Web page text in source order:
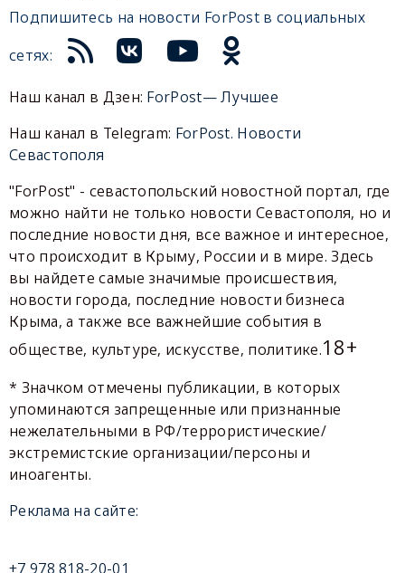
Подпишитесь на новости ForPost в социальных
сетях:
Наш канал в Дзен: ForPost— Лучшее
Наш канал в Telegram: ForPost. Новости
Севастополя
"ForPost" - севастопольский новостной портал, где
можно найти не только новости Севастополя, но и
последние новости дня, все важное и интересное,
что происходит в Крыму, России и в мире. Здесь
вы найдете самые значимые происшествия,
новости города, последние новости бизнеса
Крыма, а также все важнейшие события в
обществе, культуре, искусстве, политике.18+
* Значком отмечены публикации, в которых
упоминаются запрещенные или признанные
нежелательными в РФ/террористические/
экстремистские организации/персоны и
иноагенты.
Реклама на сайте:
+7 978 818-20-01